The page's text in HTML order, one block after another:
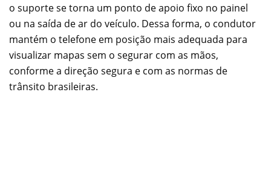
o suporte se torna um ponto de apoio fixo no painel
ou na saída de ar do veículo. Dessa forma, o condutor
mantém o telefone em posição mais adequada para
visualizar mapas sem o segurar com as mãos,
conforme a direção segura e com as normas de
trânsito brasileiras.